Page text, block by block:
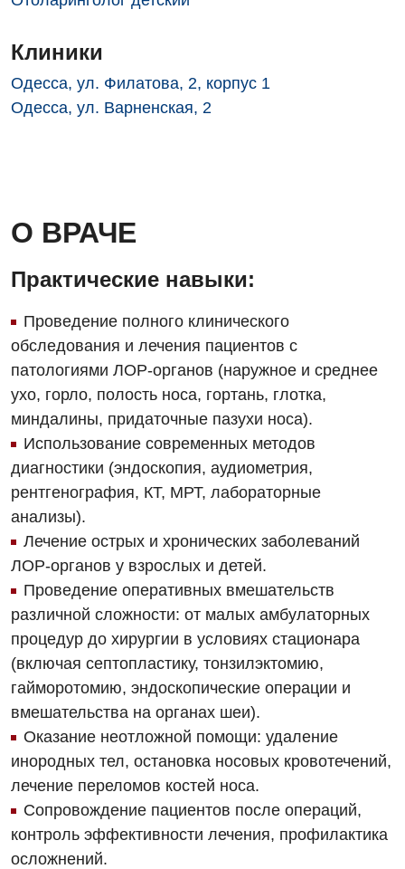
Акушерство и гинекология
Гастроэнтерология
Гинекологическое отделение
Дерматовенерология
Диетология
Дневной стационар
Кардиология
Кардиохирургия
Маммология
Медицинская психология
Неврология
Нейрохирургия
Онкологическое отделение
Ортопедия и травматология
Отделение интенсивной терапии
Отделение неотложных состояний
Оториноларингология
Офтальмологическое отделение
Терапевтическое отделение
Эндоскопическое отделение
Русский
Клиники
Одесса, ул. Филатова, 2, корпус 1
Одесса, ул. Варненская, 2
О ВРАЧЕ
Практические навыки:
Проведение полного клинического
обследования и лечения пациентов с
патологиями ЛОР-органов (наружное и среднее
ухо, горло, полость носа, гортань, глотка,
миндалины, придаточные пазухи носа).
Использование современных методов
диагностики (эндоскопия, аудиометрия,
рентгенография, КТ, МРТ, лабораторные
анализы).
Лечение острых и хронических заболеваний
ЛОР-органов у взрослых и детей.
Проведение оперативных вмешательств
различной сложности: от малых амбулаторных
процедур до хирургии в условиях стационара
(включая септопластику, тонзилэктомию,
гайморотомию, эндоскопические операции и
вмешательства на органах шеи).
Оказание неотложной помощи: удаление
инородных тел, остановка носовых кровотечений,
лечение переломов костей носа.
Сопровождение пациентов после операций,
контроль эффективности лечения, профилактика
осложнений.